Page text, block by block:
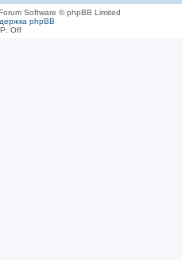
Software © phpBB Limited
phpBB
Off